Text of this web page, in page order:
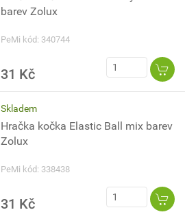
barev Zolux
PeMi kód: 340744
31 Kč
Skladem
Hračka kočka Elastic Ball mix barev
Zolux
PeMi kód: 338438
31 Kč